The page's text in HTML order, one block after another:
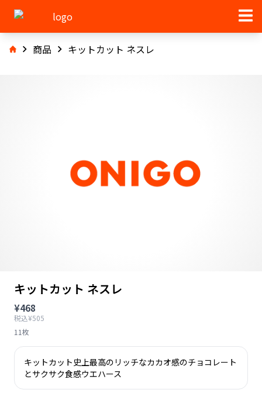
商品 キットカット ネスレ
キットカット ネスレ
¥468
税込¥505
11枚
キットカット史上最高のリッチなカカオ感のチョコレート
とサクサク食感ウエハース